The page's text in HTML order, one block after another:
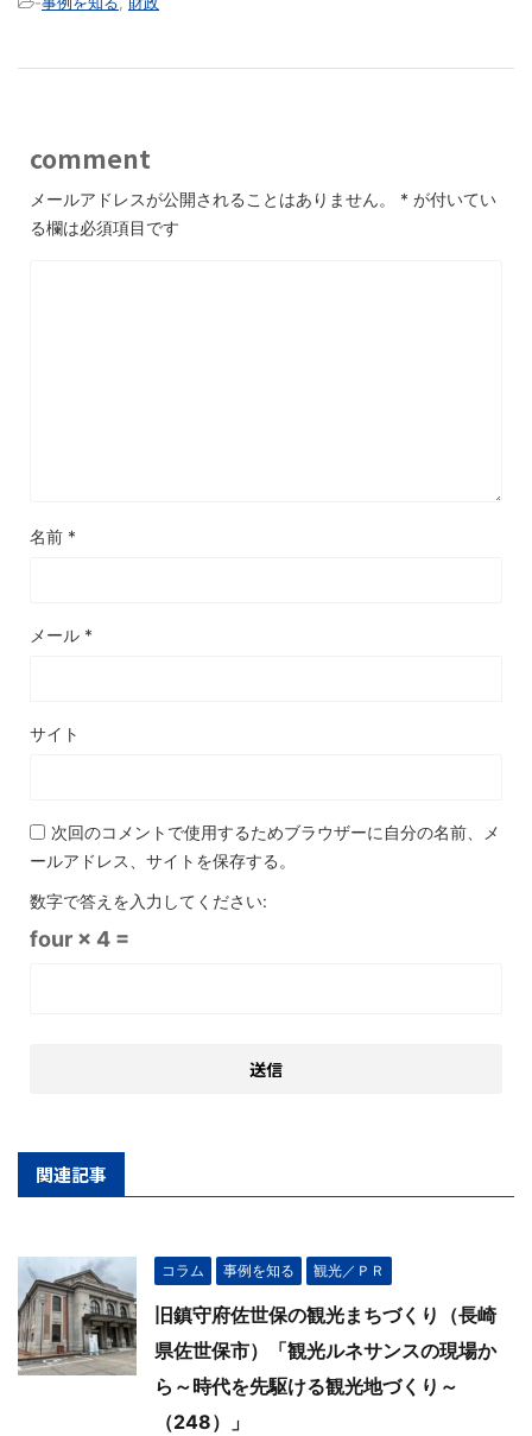
comment
メールアドレスが公開されることはありません。 * が付いてい
る欄は必須項目です
名前 *
メール *
サイト
次回のコメントで使用するためブラウザーに自分の名前、メ
ールアドレス、サイトを保存する。
数字で答えを入力してください:
four × 4 =
関連記事
コラム 事例を知る 観光／ＰＲ
旧鎮守府佐世保の観光まちづくり（長崎
県佐世保市）「観光ルネサンスの現場か
ら～時代を先駆ける観光地づくり～
（248）」